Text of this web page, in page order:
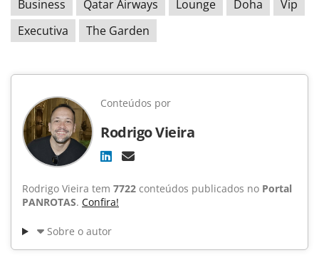
Business Qatar Airways Lounge Doha
Vip
Executiva
The Garden
Conteúdos por
Rodrigo Vieira
Rodrigo Vieira tem 7722 conteúdos publicados no Portal
PANROTAS. Confira!
Sobre o autor